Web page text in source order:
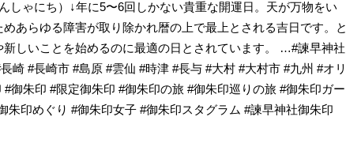
しゃにち）↓年に5〜6回しかない貴重な開運日。天が万物をい
あらゆる障害が取り除かれ暦の上で最上とされる吉日です。と
新しいことを始めるのに最適の日とされています。 …#諫早神社
崎 #長崎市 #島原 #雲仙 #時津 #長与 #大村 #大村市 #九州 #オリ
御朱印 #限定御朱印 #御朱印の旅 #御朱印巡りの旅 #御朱印ガー
朱印めぐり #御朱印女子 #御朱印スタグラム #諫早神社御朱印